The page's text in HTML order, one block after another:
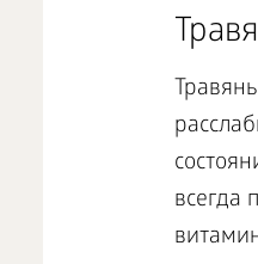
всегда